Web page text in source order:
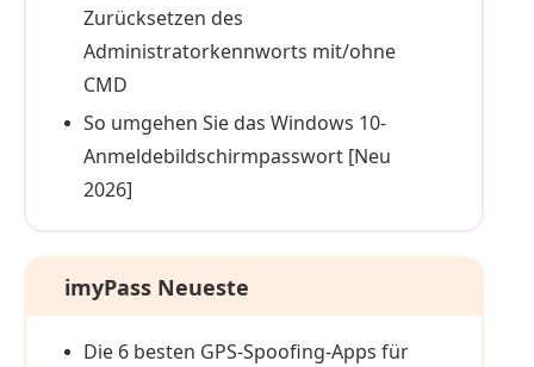
Zurücksetzen des
Administratorkennworts mit/ohne
CMD
So umgehen Sie das Windows 10-
Anmeldebildschirmpasswort [Neu
2026]
imyPass Neueste
Die 6 besten GPS-Spoofing-Apps für